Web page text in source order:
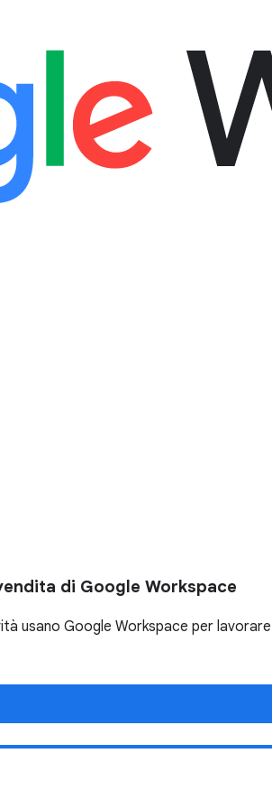
di Google Workspace
usano Google Workspace per